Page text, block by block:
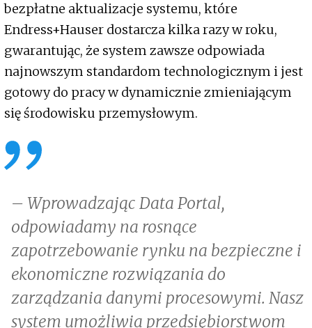
bezpłatne aktualizacje systemu, które
Endress+Hauser dostarcza kilka razy w roku,
gwarantując, że system zawsze odpowiada
najnowszym standardom technologicznym i jest
gotowy do pracy w dynamicznie zmieniającym
się środowisku przemysłowym.
– Wprowadzając Data Portal,
odpowiadamy na rosnące
zapotrzebowanie rynku na bezpieczne i
ekonomiczne rozwiązania do
zarządzania danymi procesowymi. Nasz
system umożliwia przedsiębiorstwom